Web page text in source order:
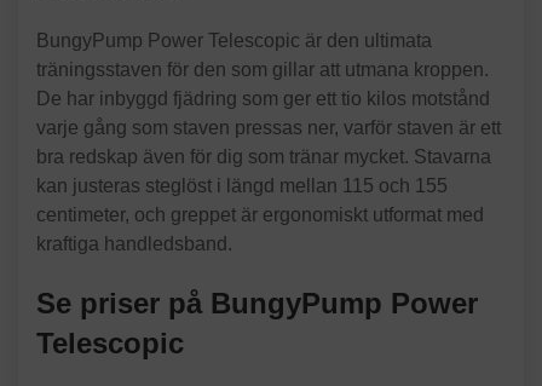
BungyPump Power Telescopic är den ultimata
träningsstaven för den som gillar att utmana kroppen.
De har inbyggd fjädring som ger ett tio kilos motstånd
varje gång som staven pressas ner, varför staven är ett
bra redskap även för dig som tränar mycket. Stavarna
kan justeras steglöst i längd mellan 115 och 155
centimeter, och greppet är ergonomiskt utformat med
kraftiga handledsband.
Se priser på BungyPump Power
Telescopic